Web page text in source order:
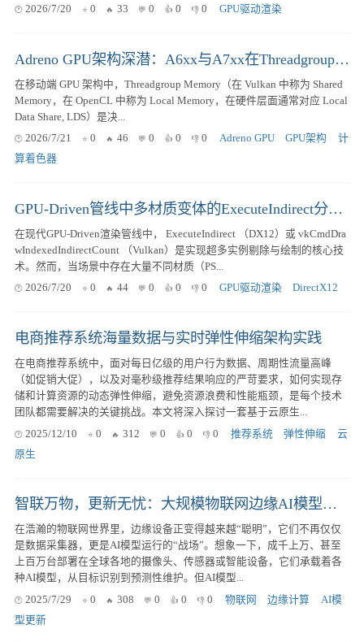
2026/7/20
0 33 0 0 0 GPU驱动渲染
Adreno GPU架构深潜：A6xx与A7xx在Threadgroup Memory上的本质区别与演进
在移动端 GPU 架构中，Threadgroup Memory（在 Vulkan 中称为 Shared
Memory，在 OpenCL 中称为 Local Memory，在硬件层面通常对应 Local
Data Share, LDS）是决...
2026/7/21
0 46 0 0 0 Adreno GPU GPU架构
计
算着色器
GPU-Driven管线中多材质变体的ExecuteIndirect分批调度方案
在现代GPU-Driven渲染管线中， ExecuteIndirect （DX12）或 vkCmdDra
wIndexedIndirectCount （Vulkan）是实现超多实例剔除与绘制的核心技
术。然而，当场景中存在大量不同材质（PS...
2026/7/20
0 44 0 0 0 GPU驱动渲染 DirectX12
电商推荐系统海量数据与实时弹性伸缩架构实践
在电商推荐系统中，面对每日亿级的用户行为数据、周期性流量高峰
（如促销大促），以及对毫秒级推荐结果响应的严苛要求，如何实现存
储和计算资源的动态弹性伸缩，避免资源浪费和性能瓶颈，是每个技术
团队都需要解决的关键挑战。本文将深入探讨一套基于云原生...
2025/12/10
0 312 0 0 0 推荐系统 弹性伸缩
云
原生
智联万物，更新无忧：大规模物联网边缘AI模型安全OTA体系深度解析与实践
在浩瀚的物联网世界里，边缘设备正变得越来越“聪明”，它们不再仅仅
是数据采集器，更是AI模型运行的“战场”。想象一下，成千上万、甚至
上百万台部署在全球各地的摄像头、传感器或智能设备，它们承载着各
种AI模型，从目标识别到预测性维护。但AI模型...
2025/7/29
0 308 0 0 0 物联网 边缘计算
AI模
型更新